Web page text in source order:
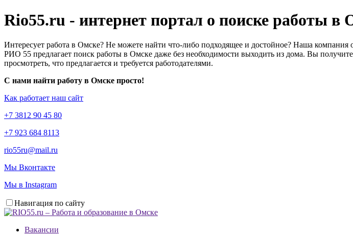
Rio55.ru - интернет портал о поиске работы в
Интересует работа в Омске? Не можете найти что-либо подходящее и достойное? Наша
РИО 55 предлагает поиск работы в Омске даже без необходимости выходить из дома. Вы
просмотреть, что предлагается и требуется работодателями.
С нами найти работу в Омске просто!
Как работает наш сайт
+7 3812 90 45 80
+7 923 684 8113
rio55ru@mail.ru
Мы Вконтакте
Мы в Instagram
Навигация по сайту
Вакансии